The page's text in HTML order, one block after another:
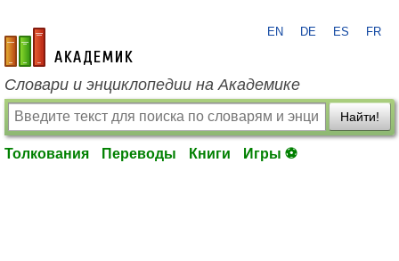
academic.ru
EN DE ES FR
Словари и энциклопедии на Академике
Найти!
Толкования Переводы Книги Игры ⚽